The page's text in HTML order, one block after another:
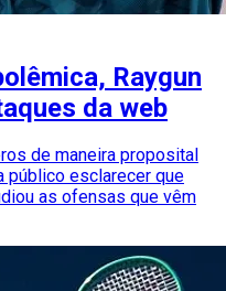
Raygun
da web
de maneira proposital
público esclarecer que
as ofensas que vêm